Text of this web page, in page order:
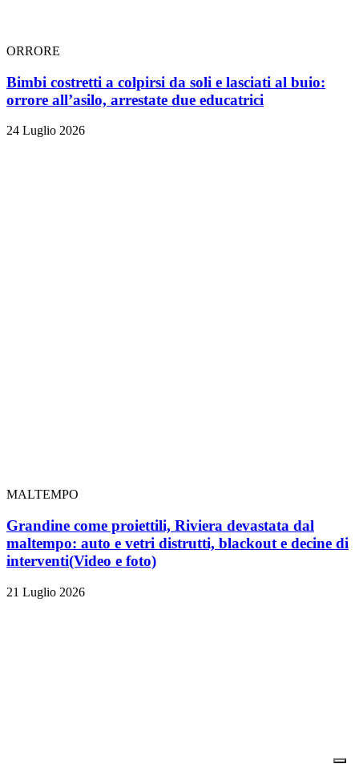
ORRORE
Bimbi costretti a colpirsi da soli e lasciati al buio:
orrore all’asilo, arrestate due educatrici
24 Luglio 2026
MALTEMPO
Grandine come proiettili, Riviera devastata dal
maltempo: auto e vetri distrutti, blackout e decine di
interventi(Video e foto)
21 Luglio 2026